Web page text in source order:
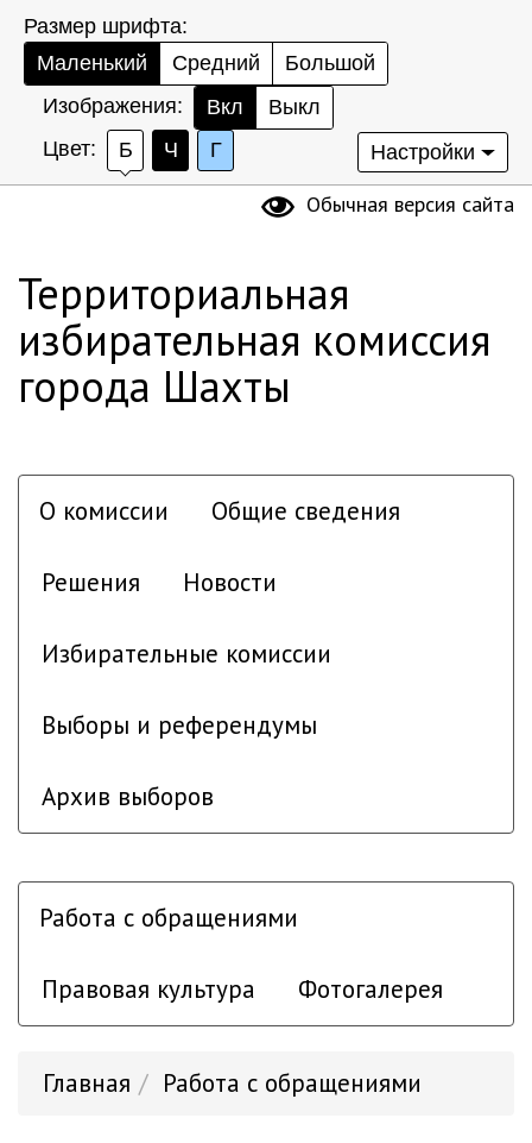
Размер шрифта:
Маленький
Средний
Большой
Изображения:
Вкл
Выкл
Цвет:
Б Ч Г Настройки
Обычная версия сайта
Территориальная
избирательная комиссия
города Шахты
О комиссии Общие сведения
Решения Новости
Избирательные комиссии
Выборы и референдумы
Архив выборов
Работа с обращениями
Правовая культура Фотогалерея
Главная Работа с обращениями